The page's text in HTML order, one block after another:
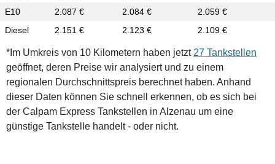
E10
2.087 € 2.084 €
2.059 €
Diesel
2.151 € 2.123 € 2.109 €
*Im Umkreis von 10 Kilometern haben jetzt 27 Tankstellen
geöffnet, deren Preise wir analysiert und zu einem
regionalen Durchschnittspreis berechnet haben. Anhand
dieser Daten können Sie schnell erkennen, ob es sich bei
der Calpam Express Tankstellen in Alzenau um eine
günstige Tankstelle handelt - oder nicht.